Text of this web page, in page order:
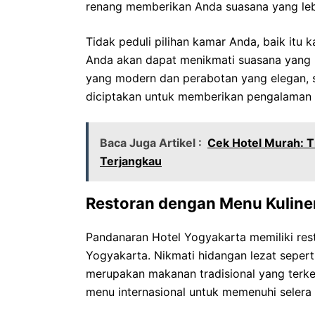
renang memberikan Anda suasana yang
Tidak peduli pilihan kamar Anda, baik itu
Anda akan dapat menikmati suasana
yang modern dan perabotan yang
diciptakan untuk memberikan
Baca Juga Artikel : Cek Hotel Murah:
Terjangkau
Restoran dengan Menu
Pandanaran Hotel Yogyakarta memiliki
Yogyakarta. Nikmati hidangan lezat
merupakan makanan tradisional yang
menu internasional untuk memenuhi